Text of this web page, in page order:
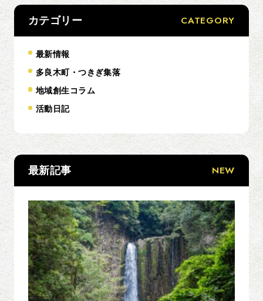
カテゴリー CATEGORY
最新情報
多良木町・つきぎ集落
地域創生コラム
活動日記
最新記事 NEW